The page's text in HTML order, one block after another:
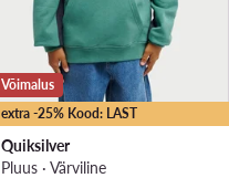
extra -25% Kood: LAST
Võimalus
Quiksilver
Pluus · Värviline